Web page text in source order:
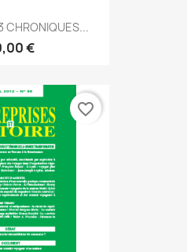
€
favorite_border